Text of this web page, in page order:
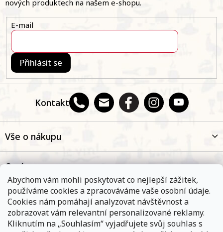
Abychom vám mohli poskytovat co nejlepší zážitek,
používáme cookies a zpracováváme vaše osobní údaje.
Cookies nám pomáhají analyzovat návštěvnost a
zobrazovat vám relevantní personalizované reklamy.
Kliknutím na „Souhlasím“ vyjadřujete svůj souhlas s
Kontakt
nových produktech na našem e-shopu.
E-mail
Přihlásit se
Vše o nákupu
O nás
Oblíbené kategorie
Kontakt